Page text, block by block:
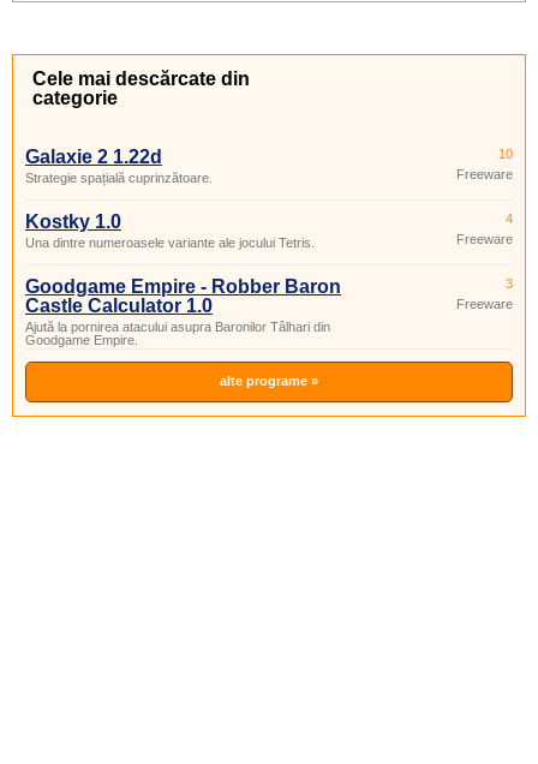
Cele mai descărcate din
categorie
Galaxie 2 1.22d
Strategie spațială cuprinzătoare.
10
Freeware
Kostky 1.0
Una dintre numeroasele variante ale jocului Tetris.
4
Freeware
Goodgame Empire - Robber Baron
Castle Calculator 1.0
Ajută la pornirea atacului asupra Baronilor Tâlhari din
Goodgame Empire.
3
Freeware
alte programe »